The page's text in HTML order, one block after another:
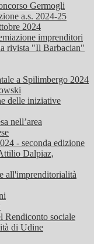
Germogli
a.s. 2024-25
2024
imprenditori
rivista "Il Barbacian"
a Spilimbergo 2024
delle iniziative
nell’area
- seconda edizione
Dalpiaz,
all'imprenditorialità
sociale
di Udine